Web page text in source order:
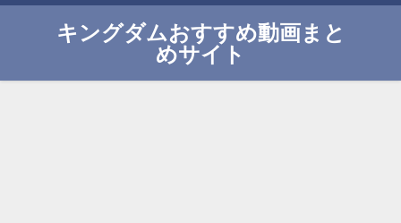
キングダムおすすめ動画まと
めサイト